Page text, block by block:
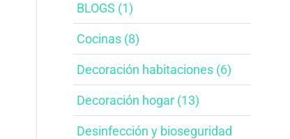
BLOGS (1)
Cocinas (8)
Decoración habitaciones​ (6)
Decoración hogar (13)
Desinfección y bioseguridad​